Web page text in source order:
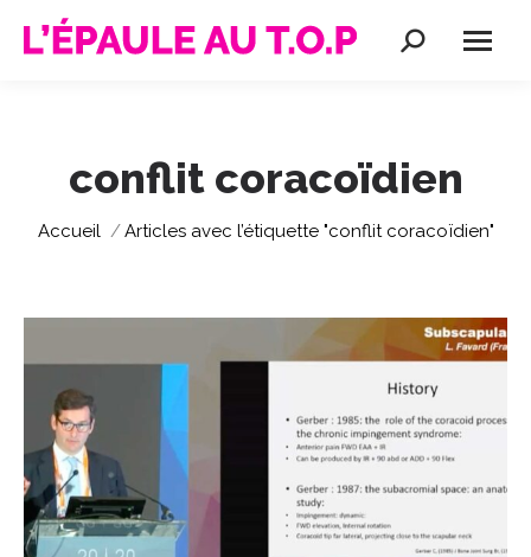
Recherche
conflit coracoïdien
Vous êtes ici :
Accueil Articles avec l’étiquette "conflit coracoïdien"